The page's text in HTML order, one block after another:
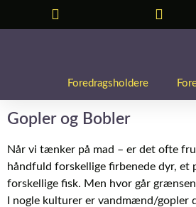
Foredragsholdere
Gopler og Bobler
Når vi tænker på mad – er det ofte
håndfuld forskellige firbenede dyr, et
forskellige fisk. Men hvor går
I nogle kulturer er vandmænd/gopler